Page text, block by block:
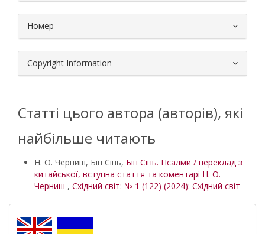
Номер
Copyright Information
Статті цього автора (авторів), які
найбільше читають
Н. О. Черниш, Бін Сінь, Бін Сінь. Псалми / переклад з
китайської, вступна стаття та коментарі Н. О.
Черниш , Східний світ: № 1 (122) (2024): Східний світ